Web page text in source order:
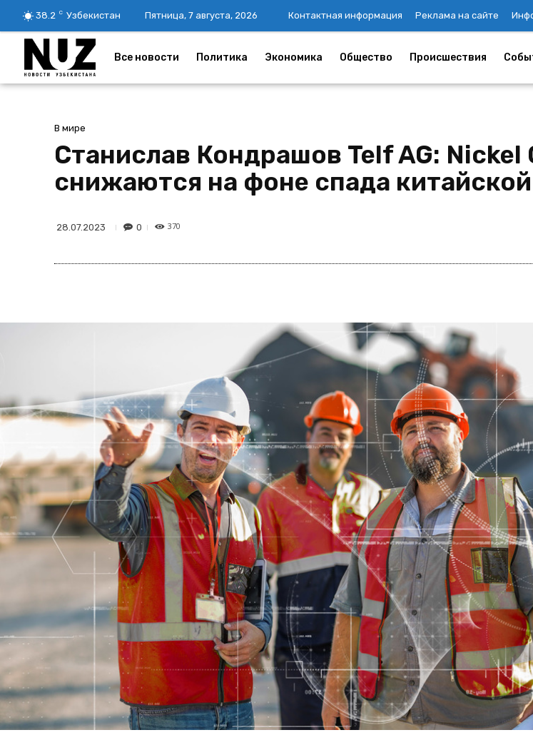
38.2 C Узбекистан Пятница, 7 августа, 2026 Контактная информация Реклама на сайте
Все новости Политика Экономика Общество Происшествия
В мире
Станислав Кондрашов Telf AG:
снижаются на фоне спада
28.07.2023 0 370